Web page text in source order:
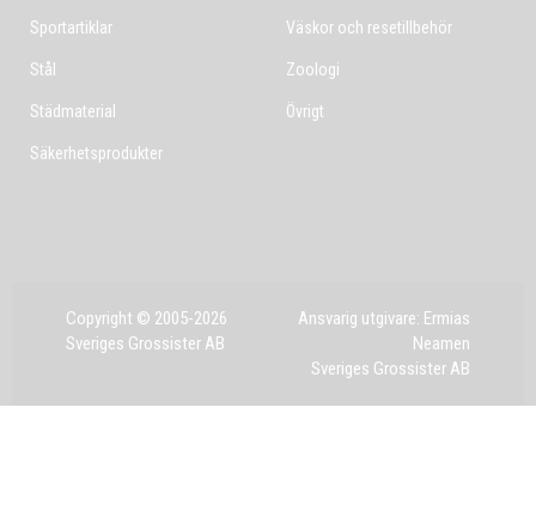
Sportartiklar
Stål
Städmaterial
Säkerhetsprodukter
Väskor och resetillbehör
Zoologi
Övrigt
Copyright © 2005-2026
Sveriges Grossister AB
Ansvarig utgivare: Ermias
Neamen
Sveriges Grossister AB